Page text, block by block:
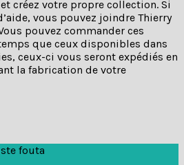
créez votre propre collection. Si
vous pouvez joindre Thierry
pouvez commander ces
que ceux disponibles dans
ceux-ci vous seront expédiés en
la fabrication de votre
fouta